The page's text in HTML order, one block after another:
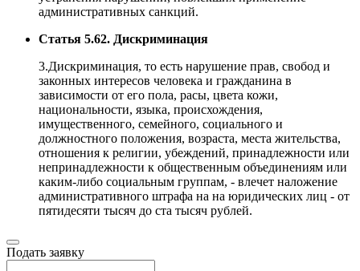
административных санкций.
Статья 5.62. Дискриминация
3.Дискриминация, то есть нарушение прав, свобод и
законных интересов человека и гражданина в
зависимости от его пола, расы, цвета кожи,
национальности, языка, происхождения,
имущественного, семейного, социального и
должностного положения, возраста, места жительства,
отношения к религии, убеждений, принадлежности или
непринадлежности к общественным объединениям или
каким-либо социальным группам, - влечет наложение
административного штрафа на на юридических лиц - от
пятидесяти тысяч до ста тысяч рублей.
Подать заявку